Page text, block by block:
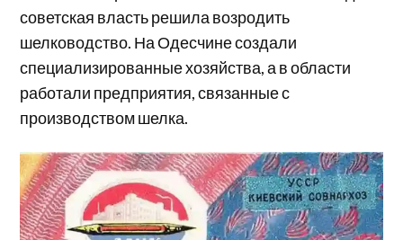
советская власть решила возродить
шелководство. На Одесчине создали
специализированные хозяйства, а в области
работали предприятия, связанные с
производством шелка.